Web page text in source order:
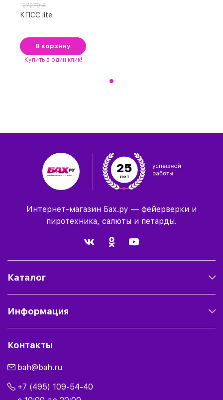
27270 ₽
КПСС lite.
В корзину
Купить в один клик!
25
лет
Интернет-магазин Бах.ру — фейерверки и
пиротехника, салюты и петарды.
Каталог
Информация
Контакты
bah@bah.ru
+7 (495) 109-54-40